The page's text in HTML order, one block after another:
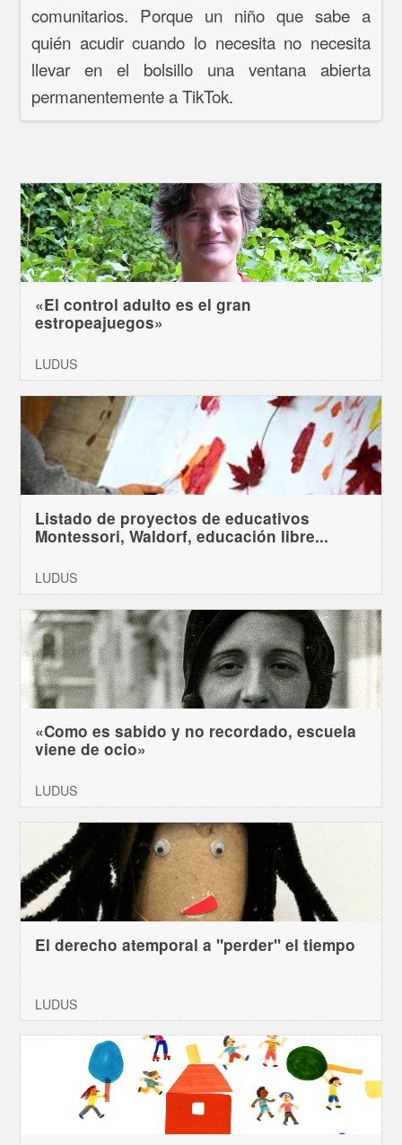
comunitarios. Porque un niño que sabe a
quién acudir cuando lo necesita no necesita
llevar en el bolsillo una ventana abierta
permanentemente a TikTok.
«El control adulto es el gran
estropeajuegos»
LUDUS
Listado de proyectos de educativos
Montessori, Waldorf, educación libre...
LUDUS
«Como es sabido y no recordado, escuela
viene de ocio»
LUDUS
El derecho atemporal a "perder" el tiempo
LUDUS